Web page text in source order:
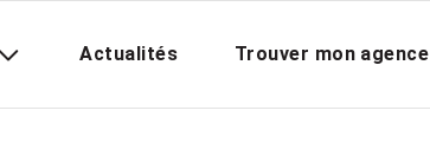
Actualités Trouver mon agence